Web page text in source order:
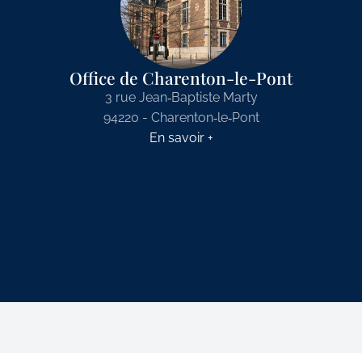
Office de Charenton-le-Pont
3 rue Jean‑Baptiste Marty
94220 - Charenton‑le‑Pont
En savoir +